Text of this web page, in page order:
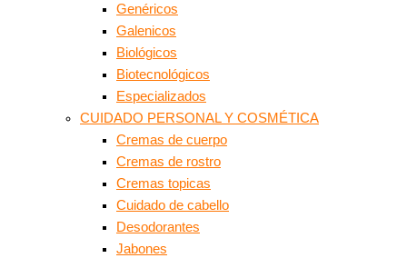
Genéricos
Galenicos
Biológicos
Biotecnológicos
Especializados
CUIDADO PERSONAL Y COSMÉTICA
Cremas de cuerpo
Cremas de rostro
Cremas topicas
Cuidado de cabello
Desodorantes
Jabones